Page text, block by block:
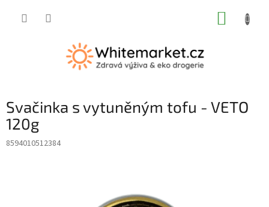
Svačinka s vytuněným tofu - VETO
120g
8594010512384